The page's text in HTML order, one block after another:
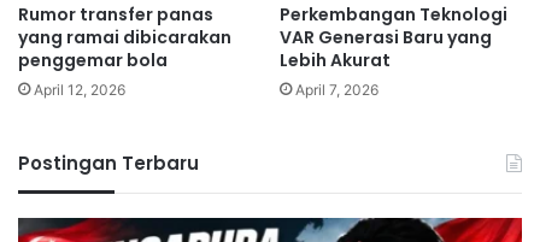
Rumor transfer panas
yang ramai dibicarakan
penggemar bola
April 12, 2026
Perkembangan Teknologi
VAR Generasi Baru yang
Lebih Akurat
April 7, 2026
Postingan Terbaru